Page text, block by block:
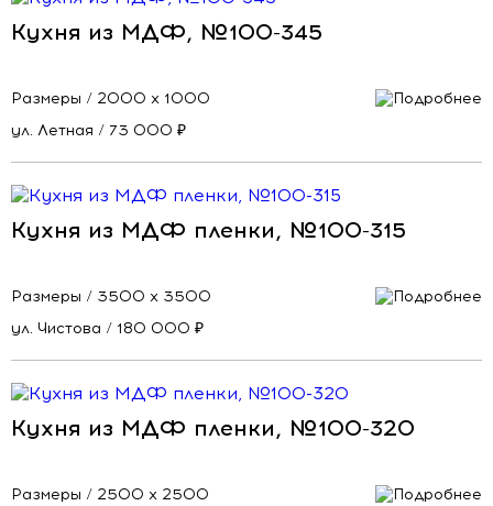
Кухня из МДФ, №100-345
Размеры / 2000 x 1000
ул. Летная / 73 000 ₽
Кухня из МДФ пленки, №100-315
Размеры / 3500 х 3500
ул. Чистова / 180 000 ₽
Кухня из МДФ пленки, №100-320
Размеры / 2500 х 2500